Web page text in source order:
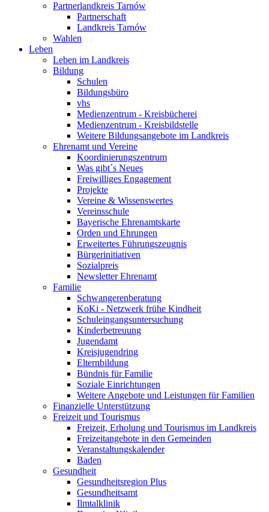
Partnerlandkreis Tarnów
Partnerschaft
Landkreis Tarnów
Wahlen
Leben
Leben im Landkreis
Bildung
Schulen
Bildungsbüro
vhs
Medienzentrum - Kreisbücherei
Medienzentrum - Kreisbildstelle
Weitere Bildungsangebote im Landkreis
Ehrenamt und Vereine
Koordinierungszentrum
Was gibt´s Neues
Freiwilliges Engagement
Projekte
Vereine & Wissenswertes
Vereinsschule
Bayerische Ehrenamtskarte
Orden und Ehrungen
Erweitertes Führungszeugnis
Bürgerinitiativen
Sozialpreis
Newsletter Ehrenamt
Familie
Schwangerenberatung
KoKi - Netzwerk frühe Kindheit
Schuleingangsuntersuchung
Kinderbetreuung
Jugendamt
Kreisjugendring
Elternbildung
Bündnis für Familie
Soziale Einrichtungen
Weitere Angebote und Leistungen für Familien
Finanzielle Unterstützung
Freizeit und Tourismus
Freizeit, Erholung und Tourismus im Landkreis
Freizeitangebote in den Gemeinden
Veranstaltungskalender
Baden
Gesundheit
Gesundheitsregion Plus
Gesundheitsamt
Ilmtalklinik